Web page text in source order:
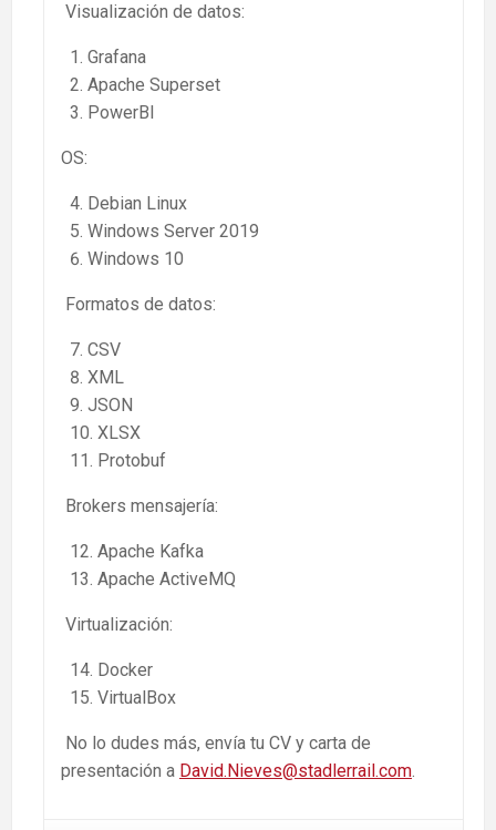
Visualización de datos:
Grafana
Apache Superset
PowerBI
OS:
Debian Linux
Windows Server 2019
Windows 10
Formatos de datos:
CSV
XML
JSON
XLSX
Protobuf
Brokers mensajería:
Apache Kafka
Apache ActiveMQ
Virtualización:
Docker
VirtualBox
No lo dudes más, envía tu CV y carta de
presentación a David.Nieves@stadlerrail.com.